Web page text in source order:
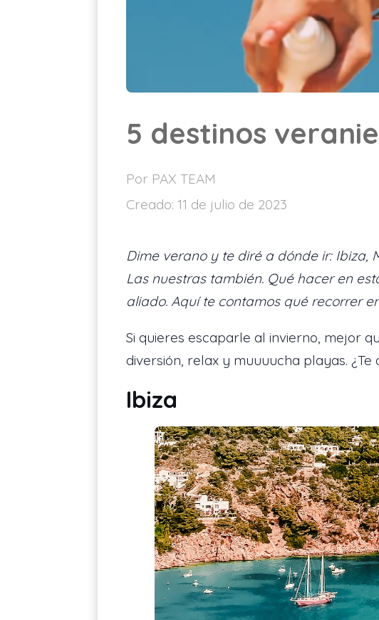
5 destinos
Por PAX TEAM
Creado: 11 de julio de 2023
Dime verano y te diré a dónde ir: Ibiza,
Las nuestras también. Qué hacer en
aliado. Aquí te contamos qué recorrer
Si quieres escaparle al invierno, mejor
diversión, relax y muuuucha playas.
Ibiza